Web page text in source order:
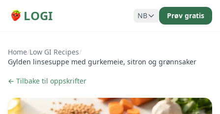
LOGI NB Prøv gratis
Home/Low GI Recipes/
Gylden linsesuppe med gurkemeie, sitron og grønnsaker
← Tilbake til oppskrifter